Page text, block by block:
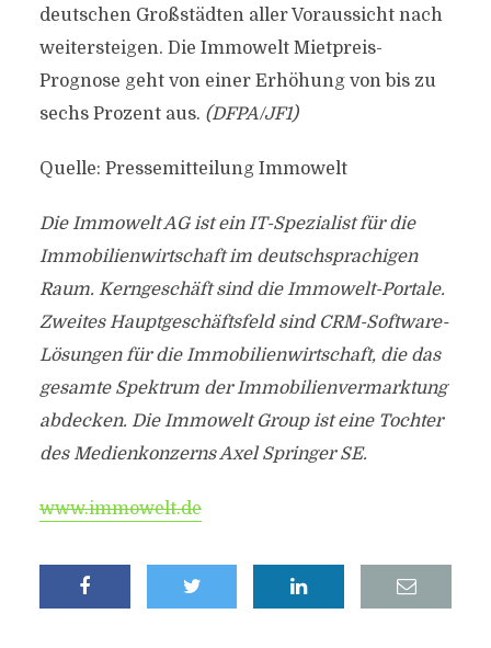
deutschen Großstädten aller Voraussicht nach
weitersteigen. Die Immowelt Mietpreis-
Prognose geht von einer Erhöhung von bis zu
sechs Prozent aus. (DFPA/JF1)
Quelle: Pressemitteilung Immowelt
Die Immowelt AG ist ein IT-Spezialist für die
Immobilienwirtschaft im deutschsprachigen
Raum. Kerngeschäft sind die Immowelt-Portale.
Zweites Hauptgeschäftsfeld sind CRM-Software-
Lösungen für die Immobilienwirtschaft, die das
gesamte Spektrum der Immobilienvermarktung
abdecken. Die Immowelt Group ist eine Tochter
des Medienkonzerns Axel Springer SE.
www.immowelt.de